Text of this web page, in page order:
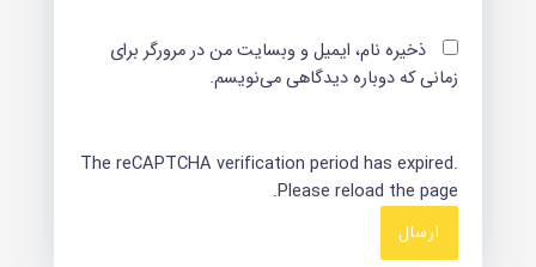
ذخیره نام، ایمیل و وبسایت من در مرورگر برای
زمانی که دوباره دیدگاهی می‌نویسم.
The reCAPTCHA verification period has expired.
Please reload the page.